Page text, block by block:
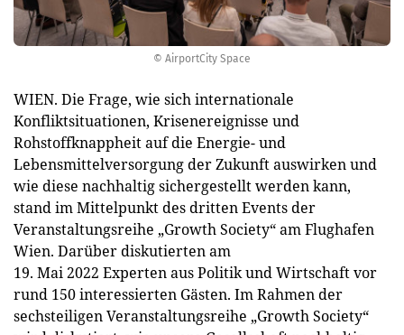
© AirportCity Space
WIEN. Die Frage, wie sich internationale
Konfliktsituationen, Krisenereignisse und
Rohstoffknappheit auf die Energie- und
Lebensmittelversorgung der Zukunft auswirken und
wie diese nachhaltig sichergestellt werden kann,
stand im Mittelpunkt des dritten Events der
Veranstaltungsreihe „Growth Society“ am Flughafen
Wien. Darüber diskutierten am
19. Mai 2022 Experten aus Politik und Wirtschaft vor
rund 150 interessierten Gästen. Im Rahmen der
sechsteiligen Veranstaltungsreihe „Growth Society“